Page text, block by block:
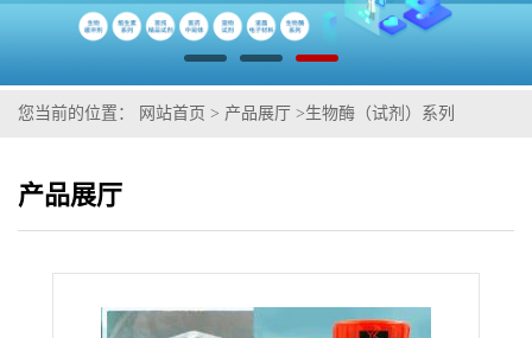
您当前的位置： 网站首页 > 产品展厅 >生物酶（试剂）系列
品牌:【湖北研科时代科技】-“研”无止境;“科”学创新!-业务咨询联系-
产品展厅